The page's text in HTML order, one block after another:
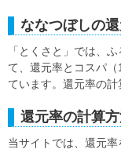
ななつぼしの
「とくさと」では、
て、還元率とコスパ
ています。還元率の計
還元率の計算
当サイトでは、還元率